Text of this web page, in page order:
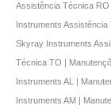
Assistência Técnica
Instruments
Skyray Instruments
Técnica TO |
Instruments AL |
Instruments AM |